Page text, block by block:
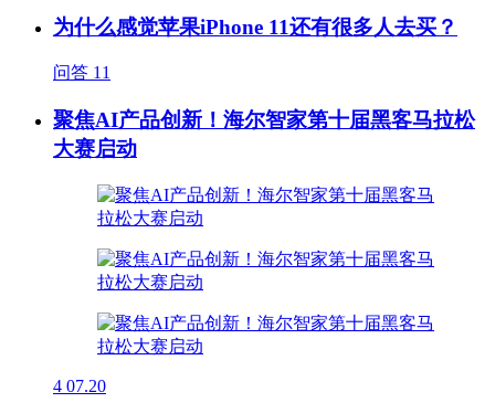
为什么感觉苹果iPhone 11还有很多人去买？
问答 11
聚焦AI产品创新！海尔智家第十届黑客马拉松
大赛启动
4 07.20